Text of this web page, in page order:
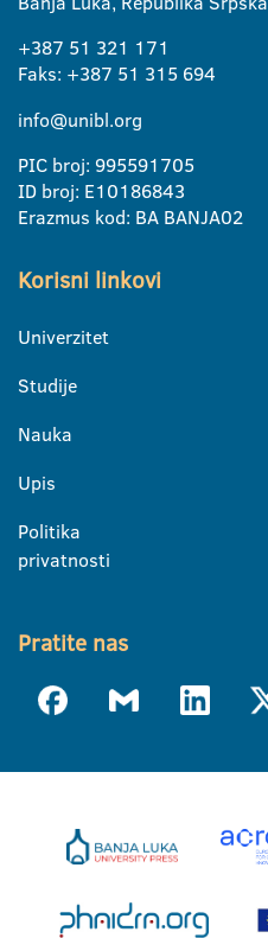
+387 51 321 171
Faks: +387 51 315 694
info@unibl.org
PIC broj: 995591705
ID broj: E10186843
Erazmus kod: BA BANJA02
Korisni linkovi
Univerzitet
Studije
Nauka
Upis
Politika
privatnosti
Pratite nas